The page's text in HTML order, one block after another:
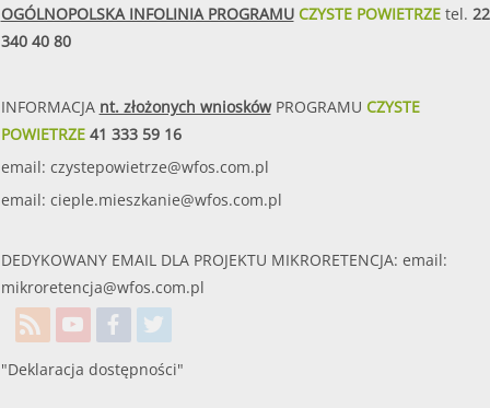
OGÓLNOPOLSKA INFOLINIA PROGRAMUCZYSTE POWIETRZEtel. 22
340 40 80
INFORMACJA nt. złożonych wnioskówPROGRAMU CZYSTE
POWIETRZE41 333 59 16
email: czystepowietrze@wfos.com.pl
email: cieple.mieszkanie@wfos.com.pl
DEDYKOWANY EMAIL DLA PROJEKTU MIKRORETENCJA: email:
mikroretencja@wfos.com.pl
"Deklaracja dostępności"